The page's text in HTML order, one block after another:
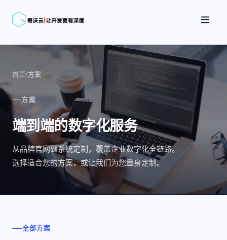
首页/方案
方案
端到端的数字化服务
从品牌官网到系统定制，覆盖企业数字化全链路。
选择适合您的方案，或让我们为您量身定制。
全部方案